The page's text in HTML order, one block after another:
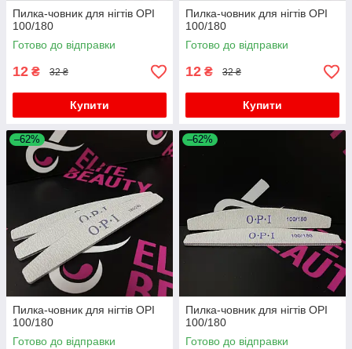
Пилка-човник для нігтів OPI
100/180
Готово до відправки
12 ₴ 32 ₴
Купити
Пилка-човник для нігтів OPI
100/180
Готово до відправки
12 ₴ 32 ₴
Купити
–62%
Пилка-човник для нігтів OPI
100/180
Готово до відправки
–62%
Пилка-човник для нігтів OPI
100/180
Готово до відправки